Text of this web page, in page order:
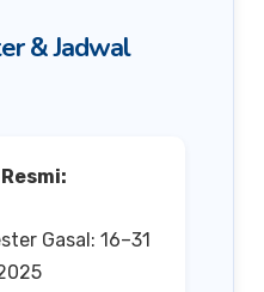
& Jadwal
Gasal: 16–31